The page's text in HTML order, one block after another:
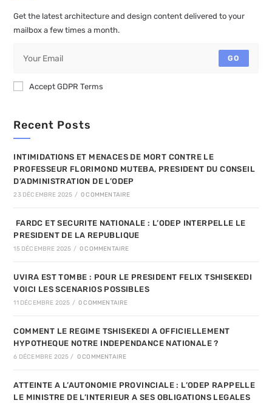
Get the latest architecture and design content delivered to your
mailbox a few times a month.
GO
Accept GDPR Terms
Recent Posts
INTIMIDATIONS ET MENACES DE MORT CONTRE LE
PROFESSEUR FLORIMOND MUTEBA, PRESIDENT DU CONSEIL
D’ADMINISTRATION DE L’ODEP
23 DÉCEMBRE 2025 / 0 COMMENTAIRE
FARDC ET SECURITE NATIONALE : L’ODEP INTERPELLE LE
PRESIDENT DE LA REPUBLIQUE
15 DÉCEMBRE 2025 / 0 COMMENTAIRE
UVIRA EST TOMBE : POUR LE PRESIDENT FELIX TSHISEKEDI
VOICI LES SCENARIOS POSSIBLES
11 DÉCEMBRE 2025 / 0 COMMENTAIRE
COMMENT LE REGIME TSHISEKEDI A OFFICIELLEMENT
HYPOTHEQUE NOTRE INDEPENDANCE NATIONALE ?
6 DÉCEMBRE 2025 / 0 COMMENTAIRE
ATTEINTE A L’AUTONOMIE PROVINCIALE : L’ODEP RAPPELLE
LE MINISTRE DE L’INTERIEUR A SES OBLIGATIONS LEGALES